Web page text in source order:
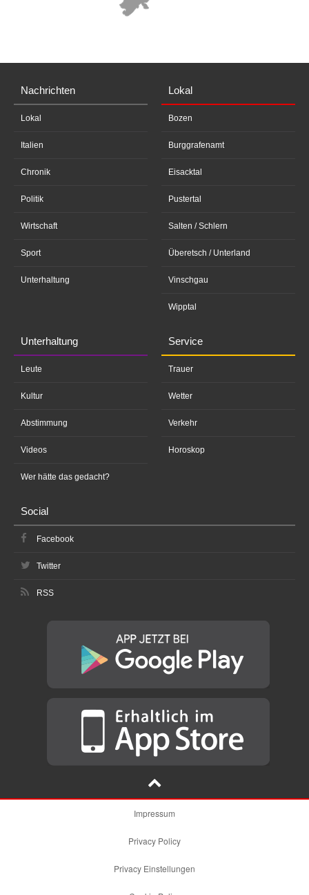
Nachrichten
Lokal
Italien
Chronik
Politik
Wirtschaft
Sport
Unterhaltung
Lokal
Bozen
Burggrafenamt
Eisacktal
Pustertal
Salten / Schlern
Überetsch / Unterland
Vinschgau
Wipptal
Unterhaltung
Leute
Kultur
Abstimmung
Videos
Wer hätte das gedacht?
Service
Trauer
Wetter
Verkehr
Horoskop
Social
Facebook
Twitter
RSS
Impressum
Privacy Policy
Privacy Einstellungen